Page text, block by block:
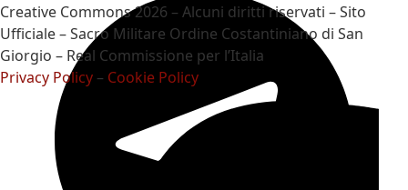
Creative Commons 2026 – Alcuni diritti riservati – Sito
Ufficiale – Sacro Militare Ordine Costantiniano di San
Giorgio – Real Commissione per l’Italia
Privacy Policy – Cookie Policy